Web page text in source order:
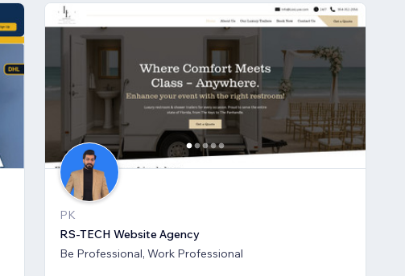
PK
RS-TECH Website Agency
Be Professional, Work Professional